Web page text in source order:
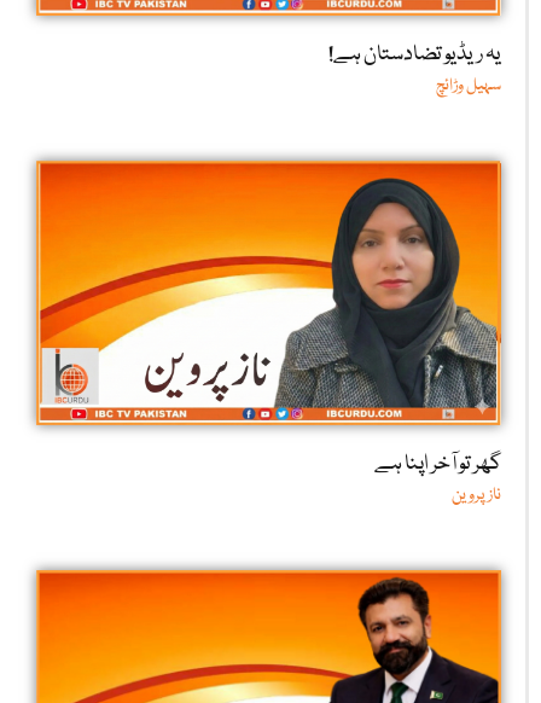
یہ ریڈیو تضادستان ہے!
سہیل وڑائچ
گھر تو آخر اپنا ہے
ناز پروین